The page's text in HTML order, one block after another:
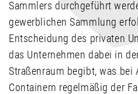
Sammlers durchgeführt
gewerblichen Sammlung
Entscheidung des privaten
das Unternehmen dabei in
Straßenraum begibt, was
Containern regelmäßig der